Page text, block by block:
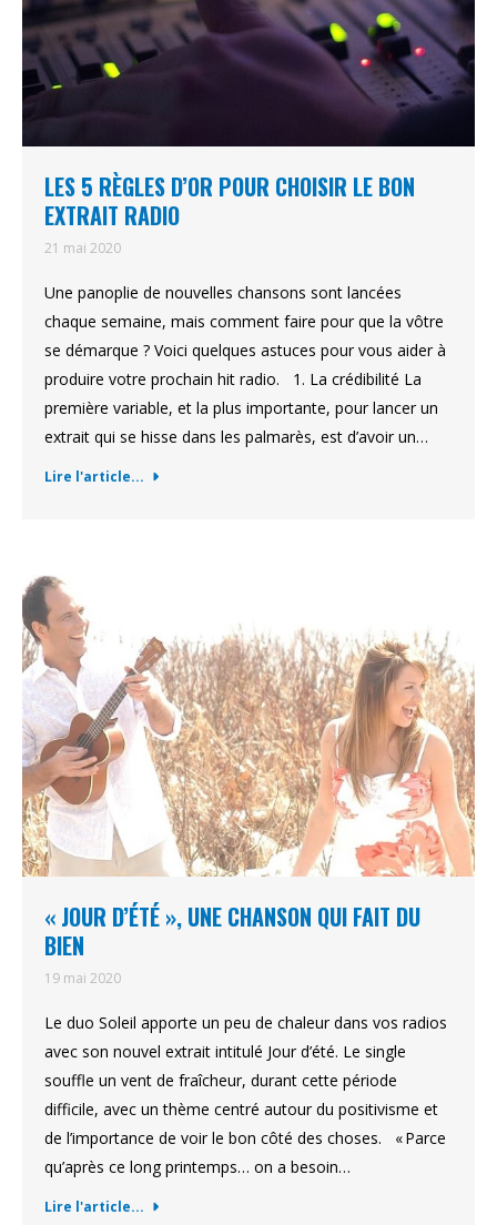
LES 5 RÈGLES D’OR POUR CHOISIR LE BON
EXTRAIT RADIO
21 mai 2020
Une panoplie de nouvelles chansons sont lancées
chaque semaine, mais comment faire pour que la vôtre
se démarque ? Voici quelques astuces pour vous aider à
produire votre prochain hit radio. 1. La crédibilité La
première variable, et la plus importante, pour lancer un
extrait qui se hisse dans les palmarès, est d’avoir un…
Lire l'article...
« JOUR D’ÉTÉ », UNE CHANSON QUI FAIT DU
BIEN
19 mai 2020
Le duo Soleil apporte un peu de chaleur dans vos radios
avec son nouvel extrait intitulé Jour d’été. Le single
souffle un vent de fraîcheur, durant cette période
difficile, avec un thème centré autour du positivisme et
de l’importance de voir le bon côté des choses. « Parce
qu’après ce long printemps… on a besoin…
Lire l'article...